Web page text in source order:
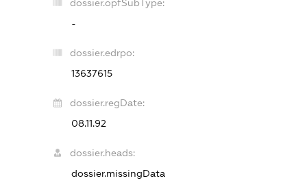
dossier.opfSubType:
-
dossier.edrpo:
13637615
dossier.regDate:
08.11.92
dossier.heads:
dossier.missingData